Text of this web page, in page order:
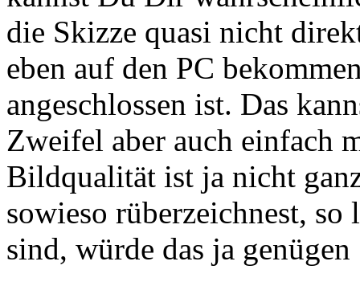
die Skizze quasi nicht
eben auf den PC
angeschlossen ist. Das
Zweifel aber auch einfach
Bildqualität ist ja nicht
sowieso rüberzeichnest,
sind, würde das ja